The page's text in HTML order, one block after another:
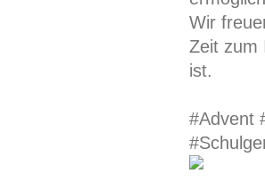
Wir
Zeit zum
ist.
#Advent